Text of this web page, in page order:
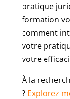
pratique
formation
comment
votre
votre
À la
? Explorez